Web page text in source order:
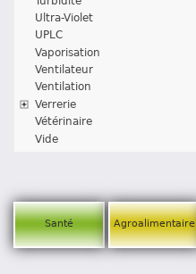
Ultra-Violet
UPLC
Vaporisation
Ventilateur
Ventilation
Verrerie
Vétérinaire
Vide
Santé Agroalimentaire